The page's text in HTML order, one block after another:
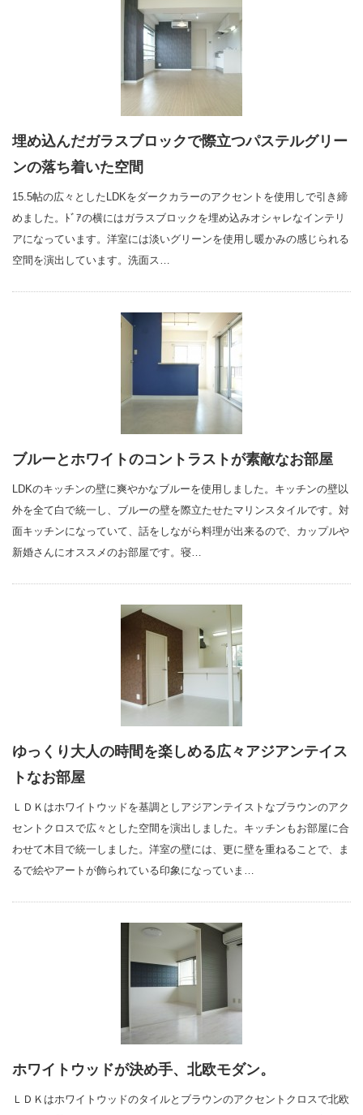
埋め込んだガラスブロックで際立つパステルグリー
ンの落ち着いた空間
15.5帖の広々としたLDKをダークカラーのアクセントを使用しで引き締
めました。ﾄﾞｱの横にはガラスブロックを埋め込みオシャレなインテリ
アになっています。洋室には淡いグリーンを使用し暖かみの感じられる
空間を演出しています。洗面ス…
ブルーとホワイトのコントラストが素敵なお部屋
LDKのキッチンの壁に爽やかなブルーを使用しました。キッチンの壁以
外を全て白で統一し、ブルーの壁を際立たせたマリンスタイルです。対
面キッチンになっていて、話をしながら料理が出来るので、カップルや
新婚さんにオススメのお部屋です。寝…
ゆっくり大人の時間を楽しめる広々アジアンテイス
トなお部屋
ＬＤＫはホワイトウッドを基調としアジアンテイストなブラウンのアク
セントクロスで広々とした空間を演出しました。キッチンもお部屋に合
わせて木目で統一しました。洋室の壁には、更に壁を重ねることで、ま
るで絵やアートが飾られている印象になっていま…
ホワイトウッドが決め手、北欧モダン。
ＬＤＫはホワイトウッドのタイルとブラウンのアクセントクロスで北欧